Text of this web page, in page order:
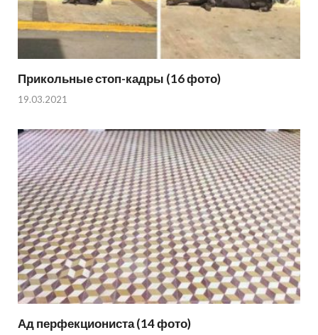
Прикольные стоп-кадры (16 фото)
19.03.2021
Ад перфекциониста (14 фото)